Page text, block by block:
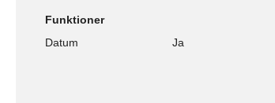
Funktioner
Datum
Ja